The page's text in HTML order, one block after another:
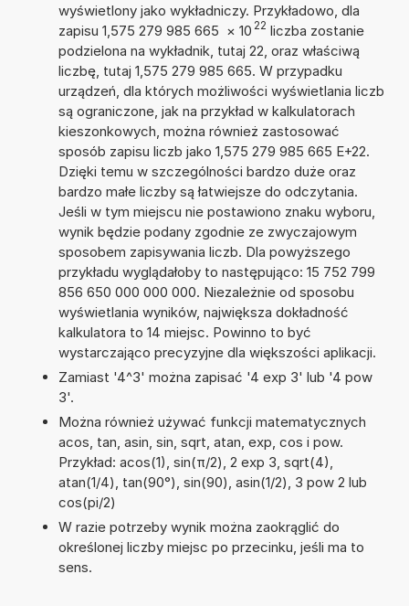
wyświetlony jako wykładniczy. Przykładowo, dla
zapisu 1,575 279 985 665 × 10 22 liczba zostanie
podzielona na wykładnik, tutaj 22, oraz właściwą
liczbę, tutaj 1,575 279 985 665. W przypadku
urządzeń, dla których możliwości wyświetlania liczb
są ograniczone, jak na przykład w kalkulatorach
kieszonkowych, można również zastosować
sposób zapisu liczb jako 1,575 279 985 665 E+22.
Dzięki temu w szczególności bardzo duże oraz
bardzo małe liczby są łatwiejsze do odczytania.
Jeśli w tym miejscu nie postawiono znaku wyboru,
wynik będzie podany zgodnie ze zwyczajowym
sposobem zapisywania liczb. Dla powyższego
przykładu wyglądałoby to następująco: 15 752 799
856 650 000 000 000. Niezależnie od sposobu
wyświetlania wyników, największa dokładność
kalkulatora to 14 miejsc. Powinno to być
wystarczająco precyzyjne dla większości aplikacji.
Zamiast '4^3' można zapisać '4 exp 3' lub '4 pow
3'.
Można również używać funkcji matematycznych
acos, tan, asin, sin, sqrt, atan, exp, cos i pow.
Przykład: acos(1), sin(π/2), 2 exp 3, sqrt(4),
atan(1/4), tan(90°), sin(90), asin(1/2), 3 pow 2 lub
cos(pi/2)
W razie potrzeby wynik można zaokrąglić do
określonej liczby miejsc po przecinku, jeśli ma to
sens.